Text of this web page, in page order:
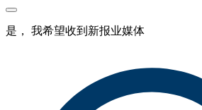
是， 我希望收到新报业媒体